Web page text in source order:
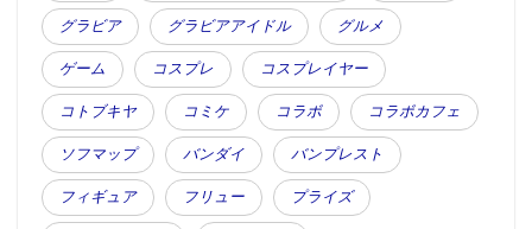
グラビア グラビアアイドル グルメ
ゲーム コスプレ コスプレイヤー
コトブキヤ コミケ コラボ コラボカフェ
ソフマップ バンダイ バンプレスト
フィギュア フリュー プライズ